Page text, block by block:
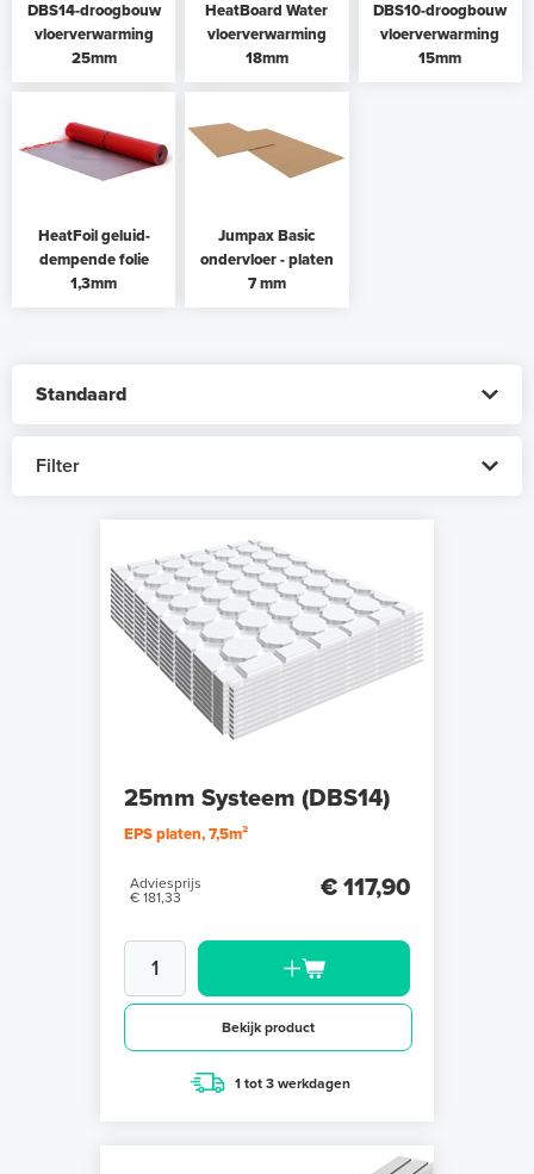
DBS14-droogbouw
vloerverwarming
25mm
HeatBoard Water
vloerverwarming
18mm
DBS10-droogbouw
vloerverwarming
15mm
HeatFoil geluid-
dempende folie
1,3mm
Jumpax Basic
ondervloer - platen
7 mm
Filter
25mm Systeem (DBS14)
EPS platen, 7,5m²
Adviesprijs
€ 181,33
€ 117,90
Bekijk product
1 tot 3 werkdagen